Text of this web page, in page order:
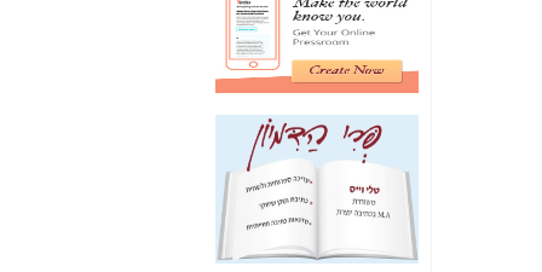
מה מקור ה-Fake
News שהביא לתפירת
תיק לביבי והעלמת
החשודים הנכונים -כאן
אחת הרגליים של "תיק
4000 התפור"
התמוטטה היום
בניצחון (כפול) של בזק
-
כאן
איך כתבות מפנקות